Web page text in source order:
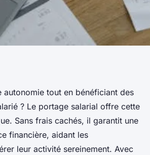
: travaillez
frais cachés
2024•5 min de lecture
autonomie tout en bénéficiant des
? Le portage salarial offre cette
Sans frais cachés, il garantit une
financière, aidant les
leur activité sereinement. Avec